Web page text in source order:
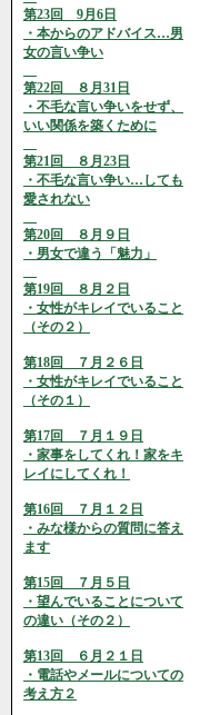
第23回 9月6日
・本からのアドバイス…男
女の言い争い
第22回 ８月31日
・不毛な言い争いをせず、
いい関係を築くために
第21回 ８月23日
・不毛な言い争い…しても
愛されない
第20回 ８月９日
・男女で違う「魅力」
第19回 ８月２日
・女性がキレイでいること
（その２）
第18回 ７月２６日
・女性がキレイでいること
（その１）
第17回 ７月１９日
・家事をしてくれ！家をキ
レイにしてくれ！
第16回 ７月１２日
・みな様からの質問に答え
ます
第15回 ７月５日
・望んでいることについて
の違い（その２）
第13回 ６月２１日
・電話やメールについての
考え方２